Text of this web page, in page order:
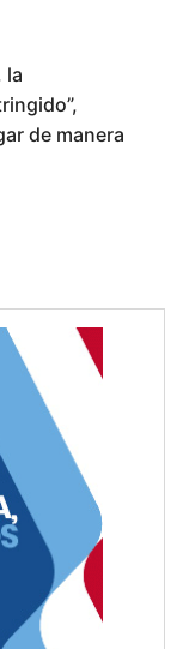
la
de manera